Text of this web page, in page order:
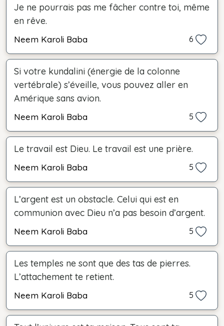
Je ne pourrais pas me fâcher contre toi, même
en rêve.
Neem Karoli Baba 6
Si votre kundalini (énergie de la colonne
vertébrale) s’éveille, vous pouvez aller en
Amérique sans avion.
Neem Karoli Baba 5
Le travail est Dieu. Le travail est une prière.
Neem Karoli Baba 5
L’argent est un obstacle. Celui qui est en
communion avec Dieu n’a pas besoin d’argent.
Neem Karoli Baba 5
Les temples ne sont que des tas de pierres.
L’attachement te retient.
Neem Karoli Baba 5